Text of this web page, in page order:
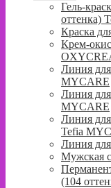
Гель-
оттенка)
Краска
Крем-
Линия
MYCARE
Линия
MYCARE
Линия
Tefia
Линия
Мужская
(104